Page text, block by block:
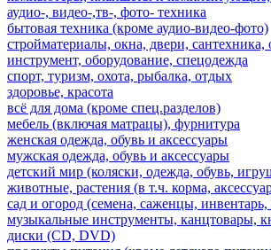
аудио-, видео-,тв-, фото- техника
бытовая техника (кроме аудио-видео-фото)
стройматериалы, окна, двери, сантехника,
инструмент, оборудование, спецодежда
спорт, туризм, охота, рыбалка, отдых
здоровье, красота
всё для дома (кроме спец.разделов)
мебель (включая матрацы), фурнитура
женская одежда, обувь и аксессуары
мужская одежда, обувь и аксессуары
детский мир (коляски, одежда, обувь,
животные, растения (в т.ч. корма,
сад и огород (семена, саженцы, инвентарь,
музыкальные инструменты, канцтовары,
диски (CD, DVD)